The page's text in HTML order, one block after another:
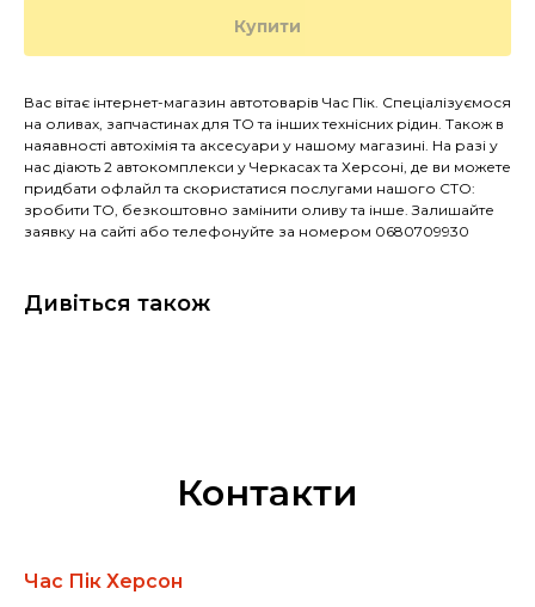
Купити
Вас вітає інтернет-магазин автотоварів Час Пік. Спеціалізуємося
на оливах, запчастинах для ТО та інших технісних рідин. Також в
наяавності автохімія та аксесуари у нашому магазині. На разі у
нас діають 2 автокомплекси у Черкасах та Херсоні, де ви можете
придбати офлайл та скористатися послугами нашого СТО:
зробити ТО, безкоштовно замінити оливу та інше. Залишайте
заявку на сайті або телефонуйте за номером 0680709930
Дивіться також
Контакти
Час Пік Херсон